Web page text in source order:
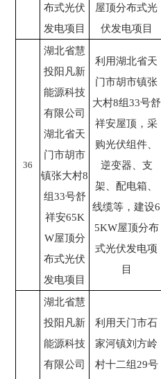
布式光伏
发电项目
屋顶分布式光
伏发电项目
36
湖北省慧
投阳凡新
能源科技
有限公司
湖北省天
门市胡市
镇张大村8
组33号舒
祥安65K
W屋顶分
布式光伏
发电项目
利用湖北省天
门市胡市镇张
大村8组33号舒
祥安屋顶，采
购光伏组件、
逆变器、支
架、配电箱、
线缆等，建设6
5KW屋顶分布
式光伏发电项
目
湖北省慧
投阳凡新
能源科技
有限公司
利用天门市石
家河镇刘方岭
村十二组29号